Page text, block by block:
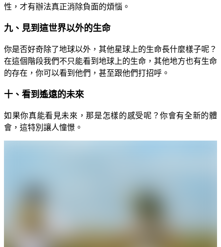
性，才有辦法真正消除負面的煩惱。
九、見到這世界以外的生命
你是否好奇除了地球以外，其他星球上的生命長什麼樣子呢？
在這個階段我們不只能看到地球上的生命，其他地方也有生命
的存在，你可以看到他們，甚至跟他們打招呼。
十、看到遙遠的未來
如果你真能看見未來，那是怎樣的感受呢？你會有全新的體
會，這特別讓人憧憬。